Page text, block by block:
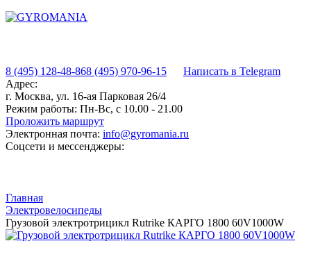
8 (495) 128-48-868 (495) 970-96-15
Написать в Telegram
Адрес:
г. Москва, ул. 16-ая Парковая 26/4
Режим работы: Пн-Вс, с 10.00 - 21.00
Проложить маршрут
Электронная почта: info@gyromania.ru
Соцсети и мессенджеры:
Главная
Электровелосипеды
Грузовой электротрицикл Rutrike КАРГО 1800 60V1000W